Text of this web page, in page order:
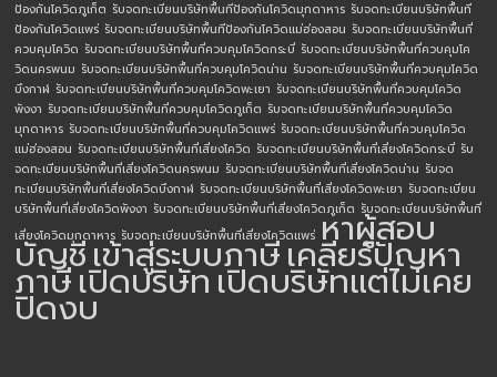
ป้องกันโควิดภูเก็ต รับจดทะเบียนบริษัทพื้นทีป้องกันโควิดมุกดาหาร รับจดทะเบียนบริษัทพื้นที
ป้องกันโควิดแพร่ รับจดทะเบียนบริษัทพื้นทีป้องกันโควิดแม่ฮ่องสอน รับจดทะเบียนบริษัทพื้นที่
ควบคุมโควิด รับจดทะเบียนบริษัทพื้นที่ควบคุมโควิดกระบี่ รับจดทะเบียนบริษัทพื้นที่ควบคุมโค
วิดนครพนม รับจดทะเบียนบริษัทพื้นที่ควบคุมโควิดน่าน รับจดทะเบียนบริษัทพื้นที่ควบคุมโควิด
บึงกาฬ รับจดทะเบียนบริษัทพื้นที่ควบคุมโควิดพะเยา รับจดทะเบียนบริษัทพื้นที่ควบคุมโควิด
พังงา รับจดทะเบียนบริษัทพื้นที่ควบคุมโควิดภูเก็ต รับจดทะเบียนบริษัทพื้นที่ควบคุมโควิด
มุกดาหาร รับจดทะเบียนบริษัทพื้นที่ควบคุมโควิดแพร่ รับจดทะเบียนบริษัทพื้นที่ควบคุมโควิด
แม่ฮ่องสอน รับจดทะเบียนบริษัทพื้นที่เสี่ยงโควิด รับจดทะเบียนบริษัทพื้นที่เสี่ยงโควิดกระบี่ รับ
จดทะเบียนบริษัทพื้นที่เสี่ยงโควิดนครพนม รับจดทะเบียนบริษัทพื้นที่เสี่ยงโควิดน่าน รับจด
ทะเบียนบริษัทพื้นที่เสี่ยงโควิดบึงกาฬ รับจดทะเบียนบริษัทพื้นที่เสี่ยงโควิดพะเยา รับจดทะเบียน
บริษัทพื้นที่เสี่ยงโควิดพังงา รับจดทะเบียนบริษัทพื้นที่เสี่ยงโควิดภูเก็ต รับจดทะเบียนบริษัทพื้นที่
เสี่ยงโควิดมุกดาหาร รับจดทะเบียนบริษัทพื้นที่เสี่ยงโควิดแพร่ หาผู้สอบ
บัญชีเข้าสู่ระบบภาษีเคลียร์ปัญหา
ภาษีเปิดบริษัทเปิดบริษัทแต่ไม่เคย
ปิดงบ